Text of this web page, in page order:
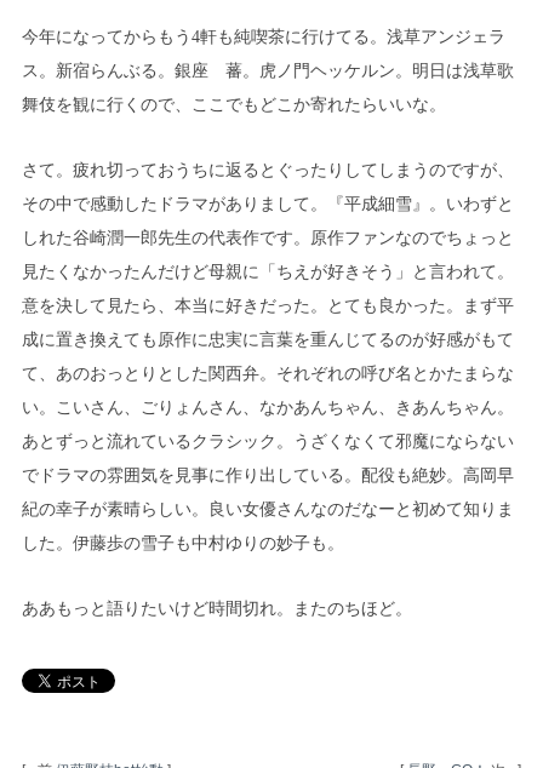
今年になってからもう4軒も純喫茶に行けてる。浅草アンジェラ
ス。新宿らんぶる。銀座 蕃。虎ノ門ヘッケルン。明日は浅草歌
舞伎を観に行くので、ここでもどこか寄れたらいいな。
さて。疲れ切っておうちに返るとぐったりしてしまうのですが、
その中で感動したドラマがありまして。『平成細雪』。いわずと
しれた谷崎潤一郎先生の代表作です。原作ファンなのでちょっと
見たくなかったんだけど母親に「ちえが好きそう」と言われて。
意を決して見たら、本当に好きだった。とても良かった。まず平
成に置き換えても原作に忠実に言葉を重んじてるのが好感がもて
て、あのおっとりとした関西弁。それぞれの呼び名とかたまらな
い。こいさん、ごりょんさん、なかあんちゃん、きあんちゃん。
あとずっと流れているクラシック。うざくなくて邪魔にならない
でドラマの雰囲気を見事に作り出している。配役も絶妙。高岡早
紀の幸子が素晴らしい。良い女優さんなのだなーと初めて知りま
した。伊藤歩の雪子も中村ゆりの妙子も。
ああもっと語りたいけど時間切れ。またのちほど。